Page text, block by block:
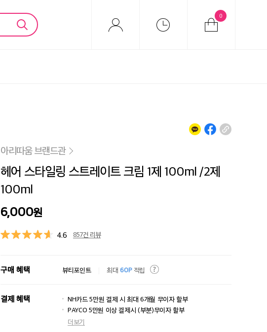
0
아리따움 브랜드관
헤어 스타일링 스트레이트 크림 1제 100ml /2제
100ml
6,000원
4.6 857건 리뷰
구매 혜택 뷰티포인트 최대60P적립
결제 혜택
NH카드 5만원 결제 시 최대 6개월 무이자 할부
PAYCO 5만원 이상 결제시 (부분)무이자 할부
더보기